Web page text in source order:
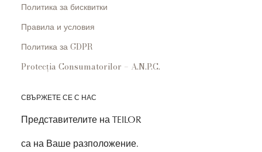
Политика за бисквитки
Правила и условия
Политика за GDPR
Protecția Consumatorilor – A.N.P.C.
СВЪРЖЕТЕ СЕ С НАС
Представителите на TEILOR
са на Ваше разположение.